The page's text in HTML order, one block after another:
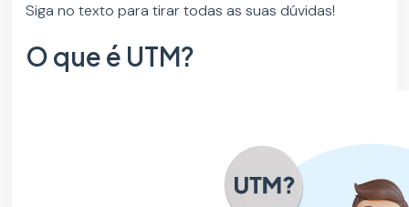
Siga no texto para tirar todas as suas dúvidas!
O que é UTM?